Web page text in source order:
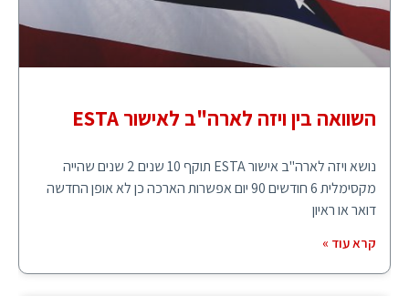
השוואה בין ויזה לארה"ב לאישור ESTA
נושא ויזה לארה"ב אישור ESTA תוקף 10 שנים 2 שנים שהייה
מקסימלית 6 חודשים 90 יום אפשרות הארכה כן לא אופן החדשה
דואר או ראיון
קרא עוד »